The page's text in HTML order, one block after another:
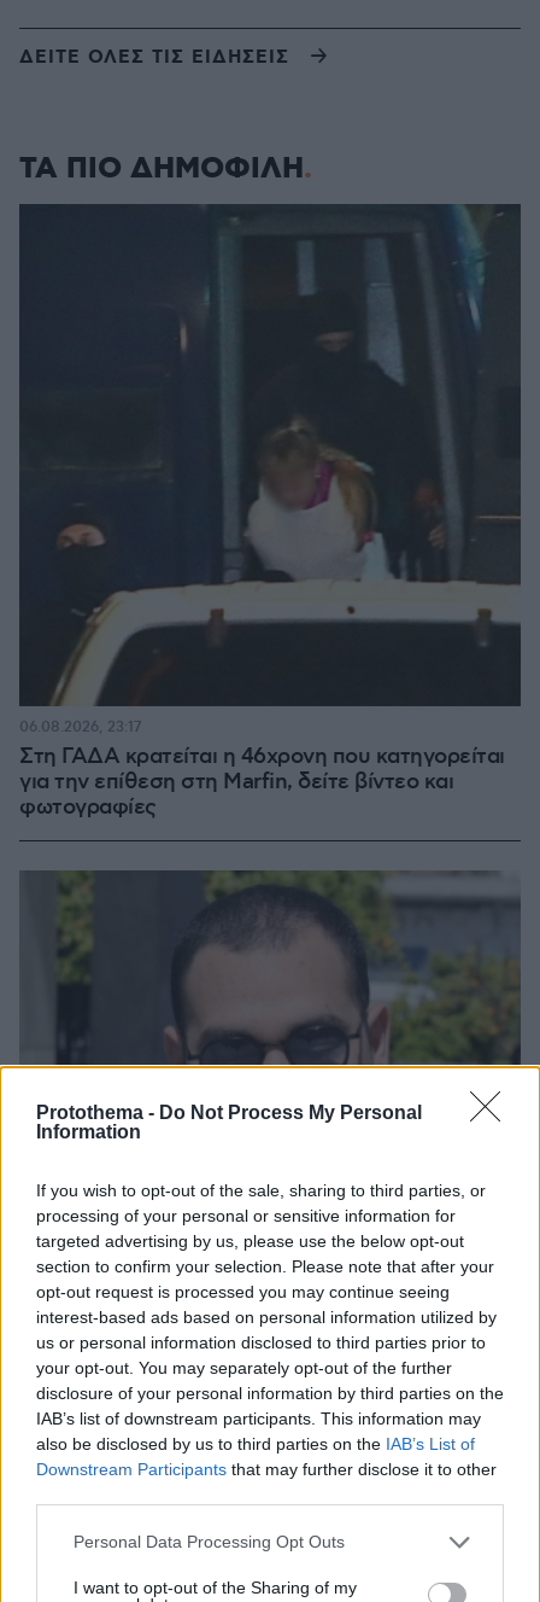
Protothema - Do Not Process My Personal
Information
If you wish to opt-out of the sale, sharing to third parties, or
processing of your personal or sensitive information for
targeted advertising by us, please use the below opt-out
section to confirm your selection. Please note that after your
opt-out request is processed you may continue seeing
interest-based ads based on personal information utilized by
us or personal information disclosed to third parties prior to
your opt-out. You may separately opt-out of the further
disclosure of your personal information by third parties on the
IAB’s list of downstream participants. This information may
also be disclosed by us to third parties on the IAB’s List of
Downstream Participants that may further disclose it to other
Please note that this website/app uses one or more Google
not limited to your visit or usage behaviour. You may click to
Personal Data Processing Opt Outs
I want to opt-out of the Sharing of my
ΔΕΙΤΕ ΟΛΕΣ ΤΙΣ ΕΙΔΗΣΕΙΣ
ΤΑ ΠΙΟ ΔΗΜΟΦΙΛΗ
Στη ΓΑΔΑ κρατείται η 46χρονη που κατηγορείται
για την επίθεση στη Marfin, δείτε βίντεο και
φωτογραφίες
06.08.2026, 23:17
Χρίστος Κούγιας: Η προσωπική μου ζωή δεν
μπορεί να είναι αντικείμενο φημών ή σεναρίων
που παρουσιάζονται ως πραγματικά γεγονότα
06.08.2026, 22:24